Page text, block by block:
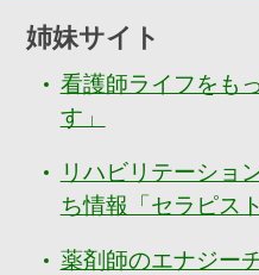
姉妹サイト
看護師ライフをも
す」
リハビリテーショ
ち情報「セラピス
薬剤師のエナジー